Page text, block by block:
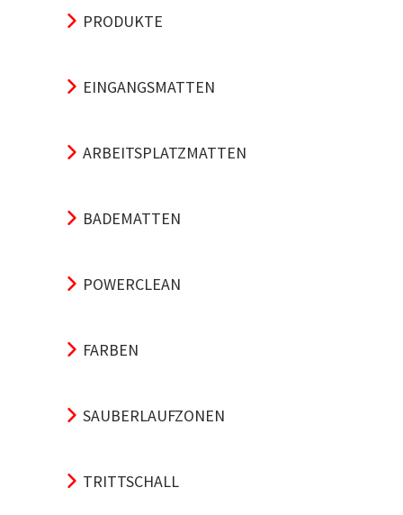
PRODUKTE
EINGANGSMATTEN
ARBEITSPLATZMATTEN
BADEMATTEN
POWERCLEAN
FARBEN
SAUBERLAUFZONEN
TRITTSCHALL